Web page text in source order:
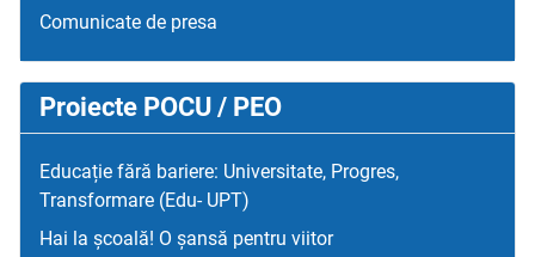
Comunicate de presa
Proiecte POCU / PEO
Educație fără bariere: Universitate, Progres,
Transformare (Edu- UPT)
Hai la școală! O șansă pentru viitor